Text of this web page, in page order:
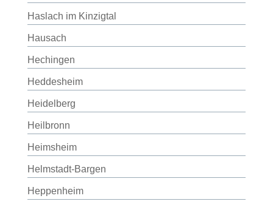
Haslach im Kinzigtal
Hausach
Hechingen
Heddesheim
Heidelberg
Heilbronn
Heimsheim
Helmstadt-Bargen
Heppenheim